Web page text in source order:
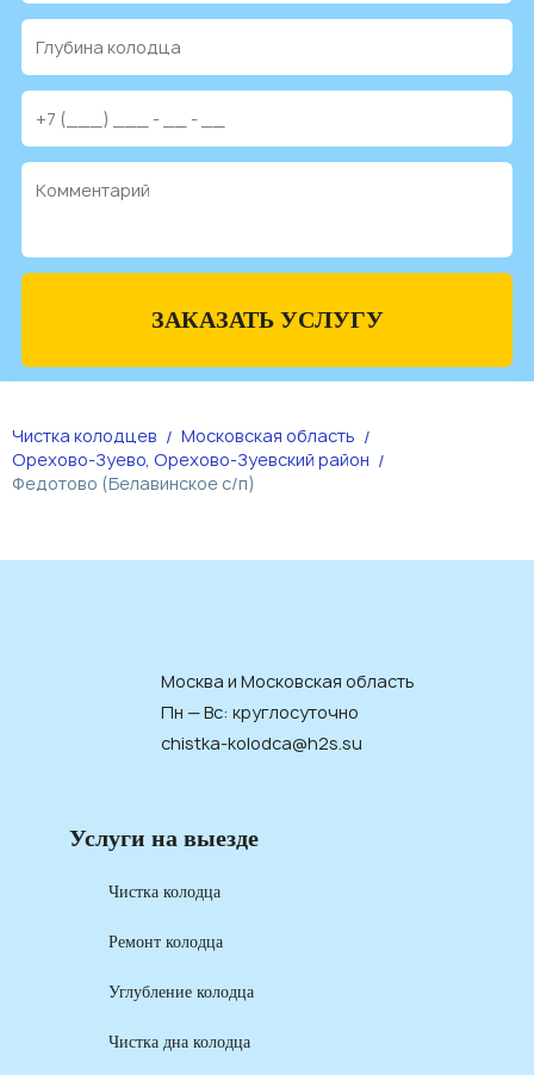
ЗАКАЗАТЬ УСЛУГУ
Чистка колодцев
Московская область
Орехово-Зуево, Орехово-Зуевский район
Федотово (Белавинское с/п)
Услуги на выезде
Чистка колодца
Ремонт колодца
Углубление колодца
Чистка дна колодца
Москва и Московская область
Пн — Вс: круглосуточно
chistka-kolodca@h2s.su